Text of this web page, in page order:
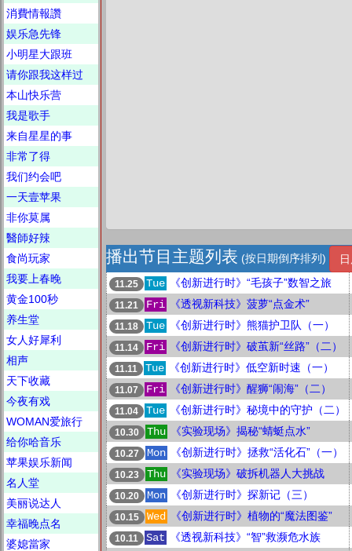
消費情報讚
娱乐急先锋
小明星大跟班
请你跟我这样过
本山快乐营
我是歌手
来自星星的事
非常了得
我们约会吧
一天壹苹果
非你莫属
醫師好辣
食尚玩家
我要上春晚
黄金100秒
养生堂
女人好犀利
相声
天下收藏
今夜有戏
WOMAN爱旅行
给你哈音乐
苹果娱乐新闻
名人堂
美丽说达人
幸福晚点名
婆媳當家
播出节目主题列表 (按日期倒序排列)
11.25 Tue 《创新进行时》“毛孩子”数智之旅
11.21 Fri 《透视新科技》菠萝“点金术”
11.18 Tue 《创新进行时》熊猫护卫队（一）
11.14 Fri 《创新进行时》破茧新“丝路”（二）
11.11 Tue 《创新进行时》低空新时速（一）
11.07 Fri 《创新进行时》醒狮“闹海”（二）
11.04 Tue 《创新进行时》秘境中的守护（二）
10.30 Thu 《实验现场》揭秘“蜻蜓点水”
10.27 Mon 《创新进行时》拯救“活化石”（一）
10.23 Thu 《实验现场》破拆机器人大挑战
10.20 Mon 《创新进行时》探新记（三）
10.15 Wed 《创新进行时》植物的“魔法图鉴”
10.11 Sat 《透视新科技》“智”救濒危水族